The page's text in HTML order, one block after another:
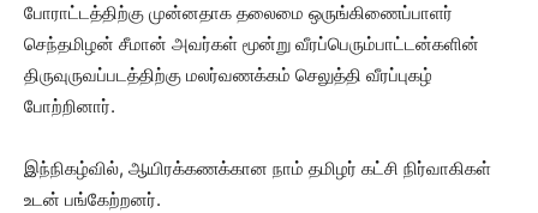
போராட்டத்திற்கு முன்னதாக தலைமை ஒருங்கிணைப்பாளர்
செந்தமிழன் சீமான் அவர்கள் மூன்று வீரப்பெரும்பாட்டன்களின்
திருவுருவப்படத்திற்கு மலர்வணக்கம் செலுத்தி வீரப்புகழ்
போற்றினார்.
இந்நிகழ்வில், ஆயிரக்கணக்கான நாம் தமிழர் கட்சி நிர்வாகிகள்
உடன் பங்கேற்றனர்.